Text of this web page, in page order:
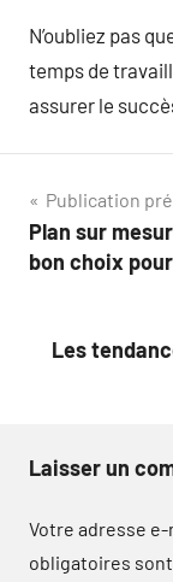
N’oubliez pas
temps de
assurer le
de
Publication
Plan sur
bon choix
Les
Laisser un
Votre adresse e-
obligatoires